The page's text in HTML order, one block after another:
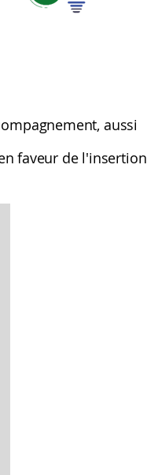
aussi
faveur de l'insertion